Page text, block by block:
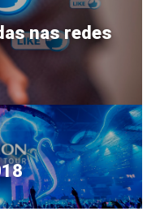
nas redes